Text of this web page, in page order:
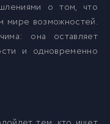
о том, что
мире возможностей.
она оставляет
и одновременно